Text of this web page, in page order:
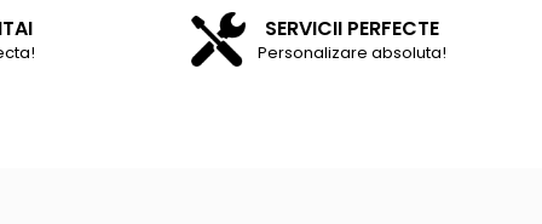
SERVICII PERFECTE
Personalizare absoluta!